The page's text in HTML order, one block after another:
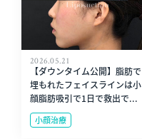
2026.05.21
【ダウンタイム公開】脂肪で
埋もれたフェイスラインは小
顔脂肪吸引で1日で救出で...
小顔治療